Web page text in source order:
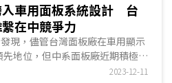
入車用面板系統設計 台
在中競爭力
現，儘管台灣面板廠在車用顯示
地位，但中系面板廠近期積極針
雖在技術面追上台廠仍....2023-12-11